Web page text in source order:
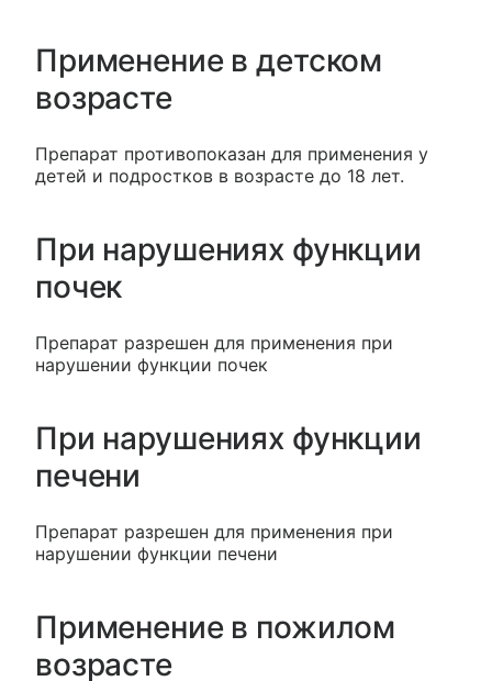
Применение в детском
возрасте
Препарат противопоказан для применения у
детей и подростков в возрасте до 18 лет.
При нарушениях функции
почек
Препарат разрешен для применения при
нарушении функции почек
При нарушениях функции
печени
Препарат разрешен для применения при
нарушении функции печени
Применение в пожилом
возрасте